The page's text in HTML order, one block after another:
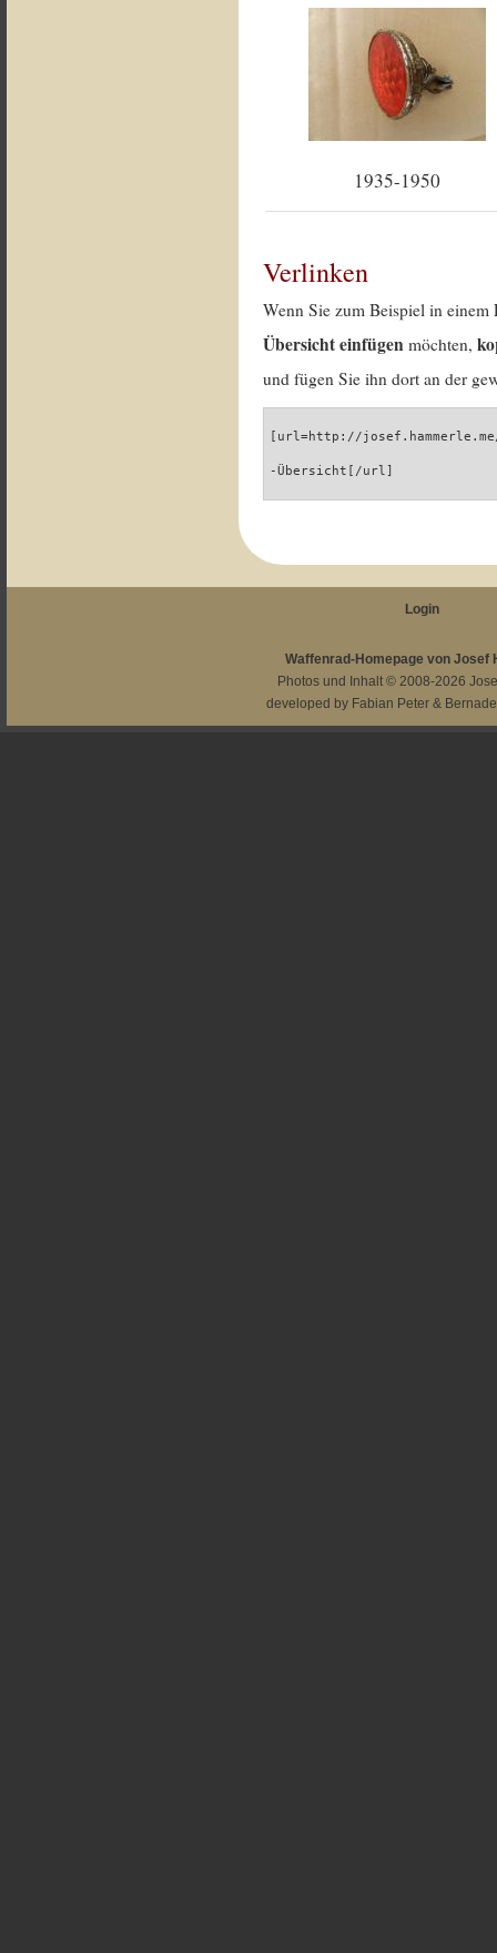
1935-1950
Verlinken
Wenn Sie zum Beispiel in
Übersicht einfügen möchten,
und fügen Sie ihn dort an der
[url=http://
-Übersicht[/url]
Login
Waffenrad-Homepage von Josef
Photos und Inhalt © 2008-2026
developed by Fabian Peter &